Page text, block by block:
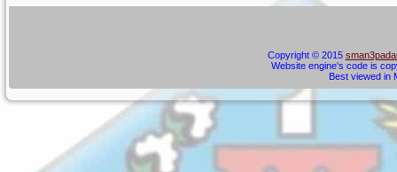
Copyright © 2015
Website engine's code is
Best viewed in